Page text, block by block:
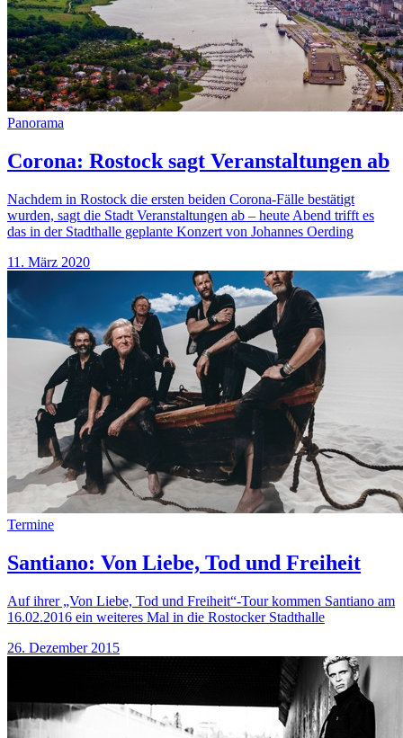
Panorama
Corona: Rostock sagt Veranstaltungen ab
Nachdem in Rostock die ersten beiden Corona-Fälle bestätigt
wurden, sagt die Stadt Veranstaltungen ab – heute Abend trifft es
das in der Stadthalle geplante Konzert von Johannes Oerding
11. März 2020
Termine
Santiano: Von Liebe, Tod und Freiheit
Auf ihrer „Von Liebe, Tod und Freiheit“-Tour kommen Santiano am
16.02.2016 ein weiteres Mal in die Rostocker Stadthalle
26. Dezember 2015